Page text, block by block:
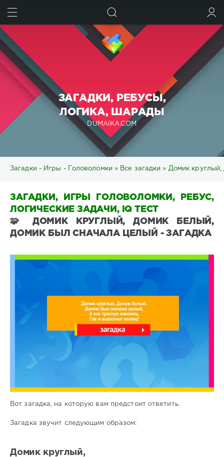
ЗАГАДКИ, РЕБУСЫ,
ЛОГИКА, ШАРАДЫ
DUMAIKA.COM
Загадки - Игры - Головоломки » Все загадки » Домик
ЗАГАДКИ, ИГРЫ ГОЛОВОЛОМКИ, РЕБУС,
ЛОГИЧЕСКИЕ ЗАДАЧИ, IQ ТЕСТ
🧩 ДОМИК КРУГЛЫЙ, ДОМИК БЕЛЫЙ,
ДОМИК БЫЛ СНАЧАЛА ЦЕЛЫЙ - ЗАГАДКА
Вот загадка, на которую вам предстоит ответить.
Загадка звучит следующим образом:
Домик круглый,